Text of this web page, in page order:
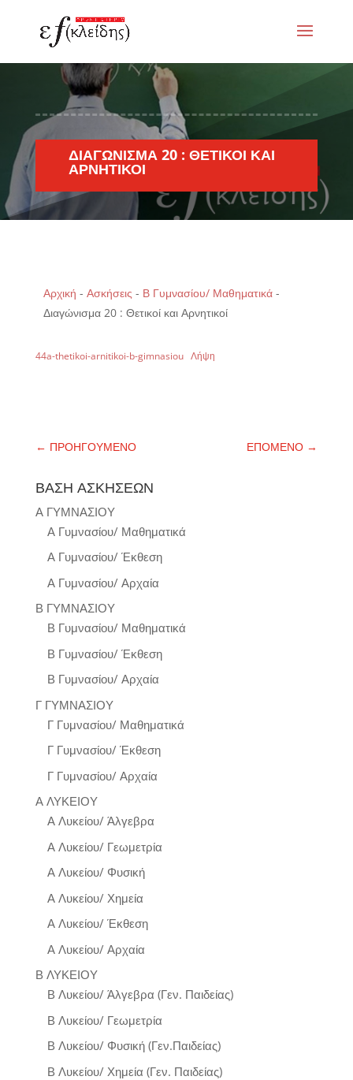
ΔΙΑΓΏΝΙΣΜΑ 20 : ΘΕΤΙΚΟΊ ΚΑΙ
ΑΡΝΗΤΙΚΟΊ
Αρχική - Ασκήσεις - Β Γυμνασίου/ Μαθηματικά-
Διαγώνισμα 20 : Θετικοί και Αρνητικοί
44a-thetikoi-arnitikoi-b-gimnasiou Λήψη
← ΠΡΟΗΓΟΥΜΕΝΟ ΕΠΟΜΕΝΟ →
ΒΑΣΗ ΑΣΚΗΣΕΩΝ
Α ΓΥΜΝΑΣΙΟΥ
Α Γυμνασίου/ Μαθηματικά
Α Γυμνασίου/ Έκθεση
Α Γυμνασίου/ Αρχαία
Β ΓΥΜΝΑΣΙΟΥ
Β Γυμνασίου/ Μαθηματικά
Β Γυμνασίου/ Έκθεση
Β Γυμνασίου/ Αρχαία
Γ ΓΥΜΝΑΣΙΟΥ
Γ Γυμνασίου/ Μαθηματικά
Γ Γυμνασίου/ Έκθεση
Γ Γυμνασίου/ Αρχαία
Α ΛΥΚΕΙΟΥ
Α Λυκείου/ Άλγεβρα
Α Λυκείου/ Γεωμετρία
Α Λυκείου/ Φυσική
Α Λυκείου/ Χημεία
Α Λυκείου/ Έκθεση
Α Λυκείου/ Αρχαία
Β ΛΥΚΕΙΟΥ
Β Λυκείου/ Άλγεβρα (Γεν. Παιδείας)
Β Λυκείου/ Γεωμετρία
Β Λυκείου/ Φυσική (Γεν.Παιδείας)
Β Λυκείου/ Χημεία (Γεν. Παιδείας)